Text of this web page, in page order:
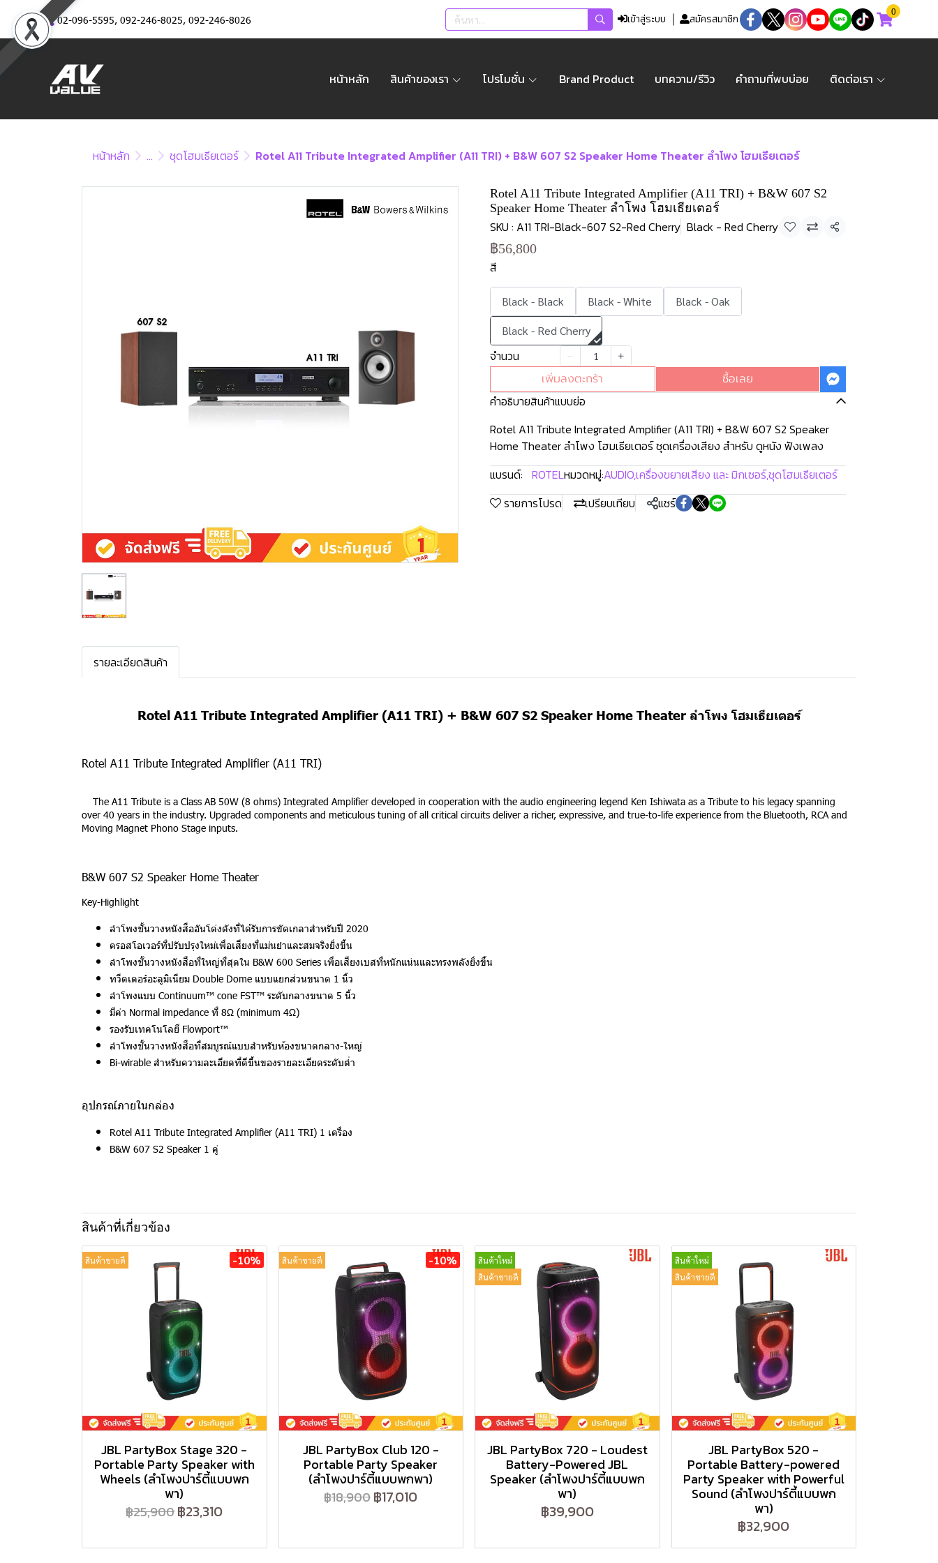
02-096-5595, 092-246-8025, 092-246-8026 เข้าสู่ระบบ สมัครสมาชิก
0
หน้าหลัก สินค้าของเรา โปรโมชั่น Brand Product บทความ/รีวิว คำถามที่พบบ่อย ติดต่อเรา
หน้าหลัก ... ชุดโฮมเธียเตอร์ Rotel A11 Tribute Integrated Amplifier (A11 TRI) + B&W 607 S2 Speaker Home Theater ลำโพง โฮมเธียเตอร์
Rotel A11 Tribute Integrated Amplifier (A11 TRI) + B&W 607 S2
Speaker Home Theater ลำโพง โฮมเธียเตอร์
SKU : A11 TRI-Black-607 S2-Red Cherry Black - Red Cherry แชร์
฿56,800
สี
Black - Black Black - White
Black - Oak
Black - Red Cherry
จำนวน
เพิ่มลงตะกร้า
ซื้อเลย
คำอธิบายสินค้าแบบย่อ
Rotel A11 Tribute Integrated Amplifier (A11 TRI) + B&W 607 S2 Speaker
Home Theater ลำโพง โฮมเธียเตอร์ ชุดเครื่องเสียง สำหรับ ดูหนัง ฟังเพลง
แบรนด์: ROTELหมวดหมู่:AUDIO,เครื่องขยายเสียง และ มิกเซอร์,ชุดโฮมเธียเตอร์
รายการโปรด
เปรียบเทียบ แชร์
รายละเอียดสินค้า
Rotel A11 Tribute Integrated Amplifier (A11 TRI) + B&W 607 S2 Speaker Home Theater ลำโพง โฮมเธียเตอร์
Rotel A11 Tribute Integrated Amplifier (A11 TRI)
The A11 Tribute is a Class AB 50W (8 ohms) Integrated Amplifier developed in cooperation with the audio engineering legend Ken Ishiwata as a Tribute to his legacy spanning
over 40 years in the industry. Upgraded components and meticulous tuning of all critical circuits deliver a richer, expressive, and true-to-life experience from the Bluetooth, RCA and
Moving Magnet Phono Stage inputs.
B&W 607 S2 Speaker Home Theater
Key-Highlight
ลำโพงชั้นวางหนังสืออันโด่งดังที่ได้รับการขัดเกลาสำหรับปี 2020
ครอสโอเวอร์ที่ปรับปรุงใหม่เพื่อเสียงที่แม่นยำและสมจริงยิ่งขึ้น
ลำโพงชั้นวางหนังสือที่ใหญ่ที่สุดใน B&W 600 Series เพื่อเสียงเบสที่หนักแน่นและทรงพลังยิ่งขึ้น
ทวีตเตอร์อะลูมิเนียม Double Dome แบบแยกส่วนขนาด 1 นิ้ว
ลำโพงแบบ Continuum™ cone FST™ ระดับกลางขนาด 5 นิ้ว
มีค่า Normal impedance ที่ 8Ω (minimum 4Ω)
รองรับเทคโนโลยี Flowport™
ลำโพงชั้นวางหนังสือที่สมบูรณ์แบบสำหรับห้องขนาดกลาง-ใหญ่
Bi-wirable สำหรับความละเอียดที่ดีขึ้นของรายละเอียดระดับต่ำ
อุปกรณ์ภายในกล่อง
Rotel A11 Tribute Integrated Amplifier (A11 TRI) 1 เครื่อง
B&W 607 S2 Speaker 1 คู่
สินค้าที่เกี่ยวข้อง
สินค้าขายดี -10%
JBL PartyBox Stage 320 -
Portable Party Speaker with
Wheels (ลำโพงปาร์ตี้แบบพก
พา)
฿25,900฿23,310
สินค้าขายดี -10%
JBL PartyBox Club 120 -
Portable Party Speaker
(ลำโพงปาร์ตี้แบบพกพา)
฿18,900฿17,010
สินค้าใหม่
สินค้าขายดี
JBL PartyBox 720 - Loudest
Battery-Powered JBL
Speaker (ลำโพงปาร์ตี้แบบพก
พา)
฿39,900
สินค้าใหม่
สินค้าขายดี
JBL PartyBox 520 -
Portable Battery-powered
Party Speaker with Powerful
Sound (ลำโพงปาร์ตี้แบบพก
พา)
฿32,900